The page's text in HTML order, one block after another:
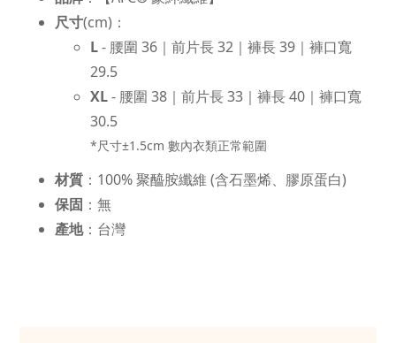
尺寸(cm)：
L- 腰圍 36｜前片長 32｜褲長 39｜褲口寬
29.5
XL- 腰圍 38｜前片長 33｜褲長 40｜褲口寬
30.5
*尺寸±1.5cm 數內衣類正常範圍
材質 ：100% 聚醯胺纖維 (含石墨烯、膠原蛋白)
保固 ：無
產地：台灣